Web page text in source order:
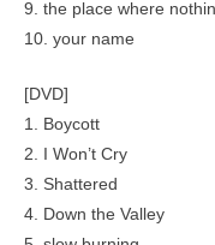
9. the place where
10. your name
[DVD]
1. Boycott
2. I Won’t Cry
3. Shattered
4. Down the Valley